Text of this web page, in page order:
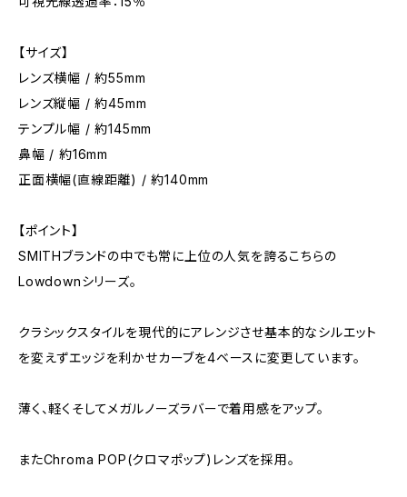
【サイズ】
レンズ横幅 / 約55mm
レンズ縦幅 / 約45mm
テンプル幅 / 約145mm
鼻幅 / 約16mm
正面横幅(直線距離) / 約140mm
【ポイント】
SMITHブランドの中でも常に上位の人気を誇るこちらの
Lowdownシリーズ。
クラシックスタイルを現代的にアレンジさせ基本的なシルエット
を変えずエッジを利かせカーブを4ベースに変更しています。
薄く、軽くそしてメガルノーズラバーで着用感をアップ。
またChroma POP(クロマポップ)レンズを採用。